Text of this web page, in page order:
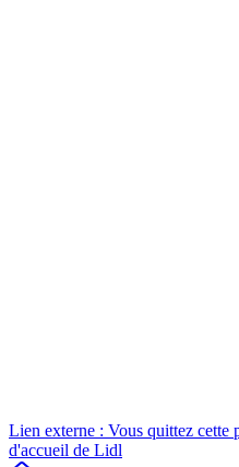
Lien externe : Vous quittez cette
d'accueil de Lidl